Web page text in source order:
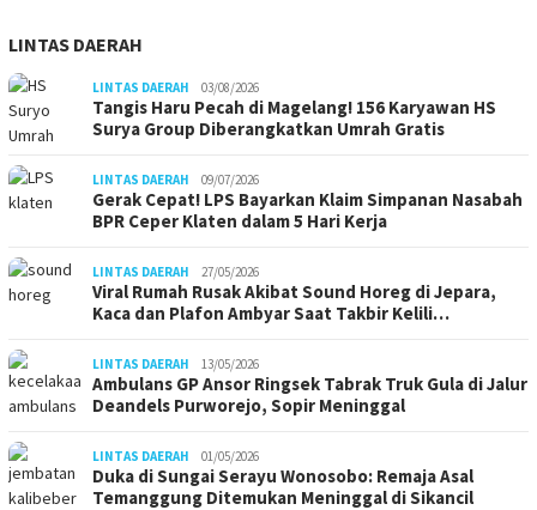
LINTAS DAERAH
LINTAS DAERAH 03/08/2026
Tangis Haru Pecah di Magelang! 156 Karyawan HS
Surya Group Diberangkatkan Umrah Gratis
LINTAS DAERAH 09/07/2026
Gerak Cepat! LPS Bayarkan Klaim Simpanan Nasabah
BPR Ceper Klaten dalam 5 Hari Kerja
LINTAS DAERAH 27/05/2026
Viral Rumah Rusak Akibat Sound Horeg di Jepara,
Kaca dan Plafon Ambyar Saat Takbir Kelili…
LINTAS DAERAH 13/05/2026
Ambulans GP Ansor Ringsek Tabrak Truk Gula di Jalur
Deandels Purworejo, Sopir Meninggal
LINTAS DAERAH 01/05/2026
Duka di Sungai Serayu Wonosobo: Remaja Asal
Temanggung Ditemukan Meninggal di Sikancil